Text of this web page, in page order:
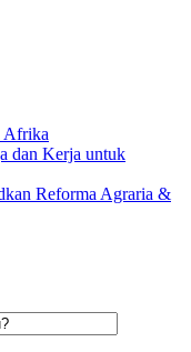
Afrika
dan Kerja untuk
Reforma Agraria &